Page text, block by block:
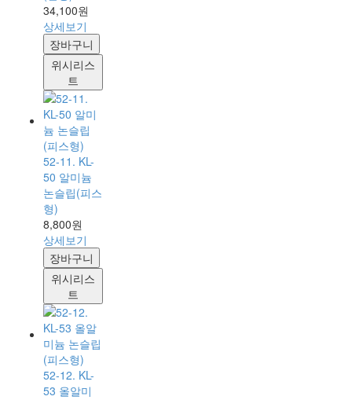
34,100원
상세보기
장바구니
위시리스
트
52-11. KL-
50 알미늄
논슬립(피스
형)
8,800원
상세보기
장바구니
위시리스
트
52-12. KL-
53 올알미